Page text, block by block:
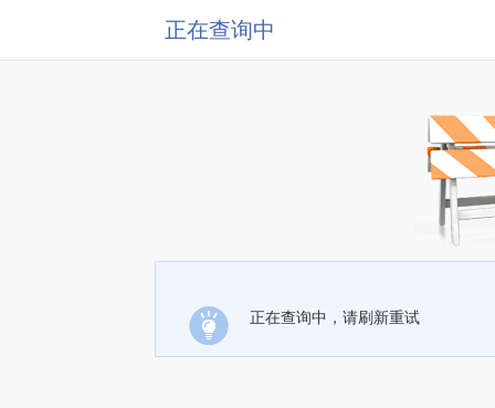
正在查询中
正在查询中，请刷新重试